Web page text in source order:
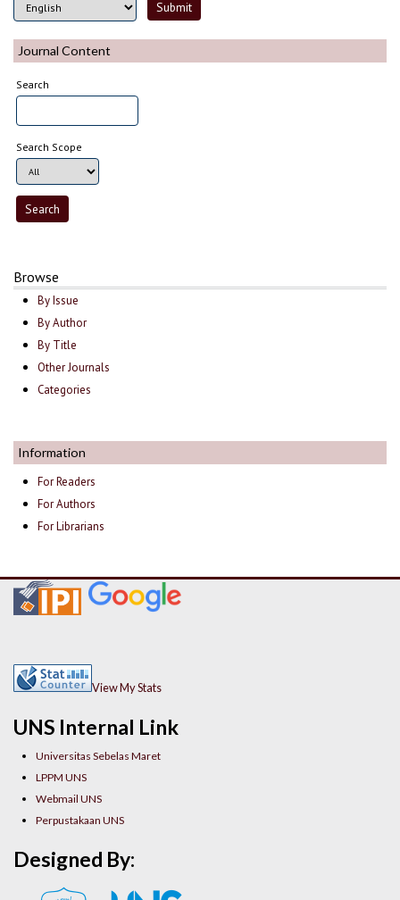
Journal Content
Search
Search Scope
Browse
By Issue
By Author
By Title
Other Journals
Categories
Information
For Readers
For Authors
For Librarians
UNS Internal Link
Universitas Sebelas Maret
LPPM UNS
Webmail UNS
Perpustakaan UNS
View My Stats
Designed By: